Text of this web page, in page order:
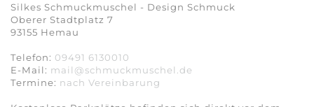
Silkes Schmuckmuschel - Design Schmuck
Oberer Stadtplatz 7
93155 Hemau
Telefon: 09491 6130010
E-Mail: mail@schmuckmuschel.de
Termine: nach Vereinbarung​​​​​​​